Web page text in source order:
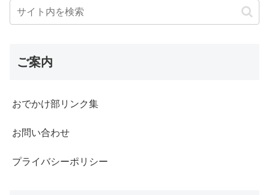
ご案内
おでかけ部リンク集
お問い合わせ
プライバシーポリシー